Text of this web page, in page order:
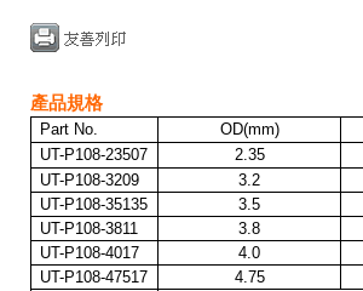
產品規格
Part No. OD(mm)
UT-P108-23507
2.35
UT-P108-3209
3.2
UT-P108-35135
3.5
UT-P108-3811
3.8
UT-P108-4017
4.0
UT-P108-47517
4.75